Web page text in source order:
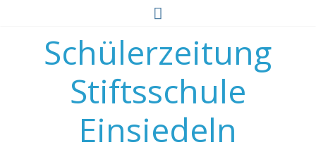
springenSchülerzeitung
Stiftsschule
Einsiedeln